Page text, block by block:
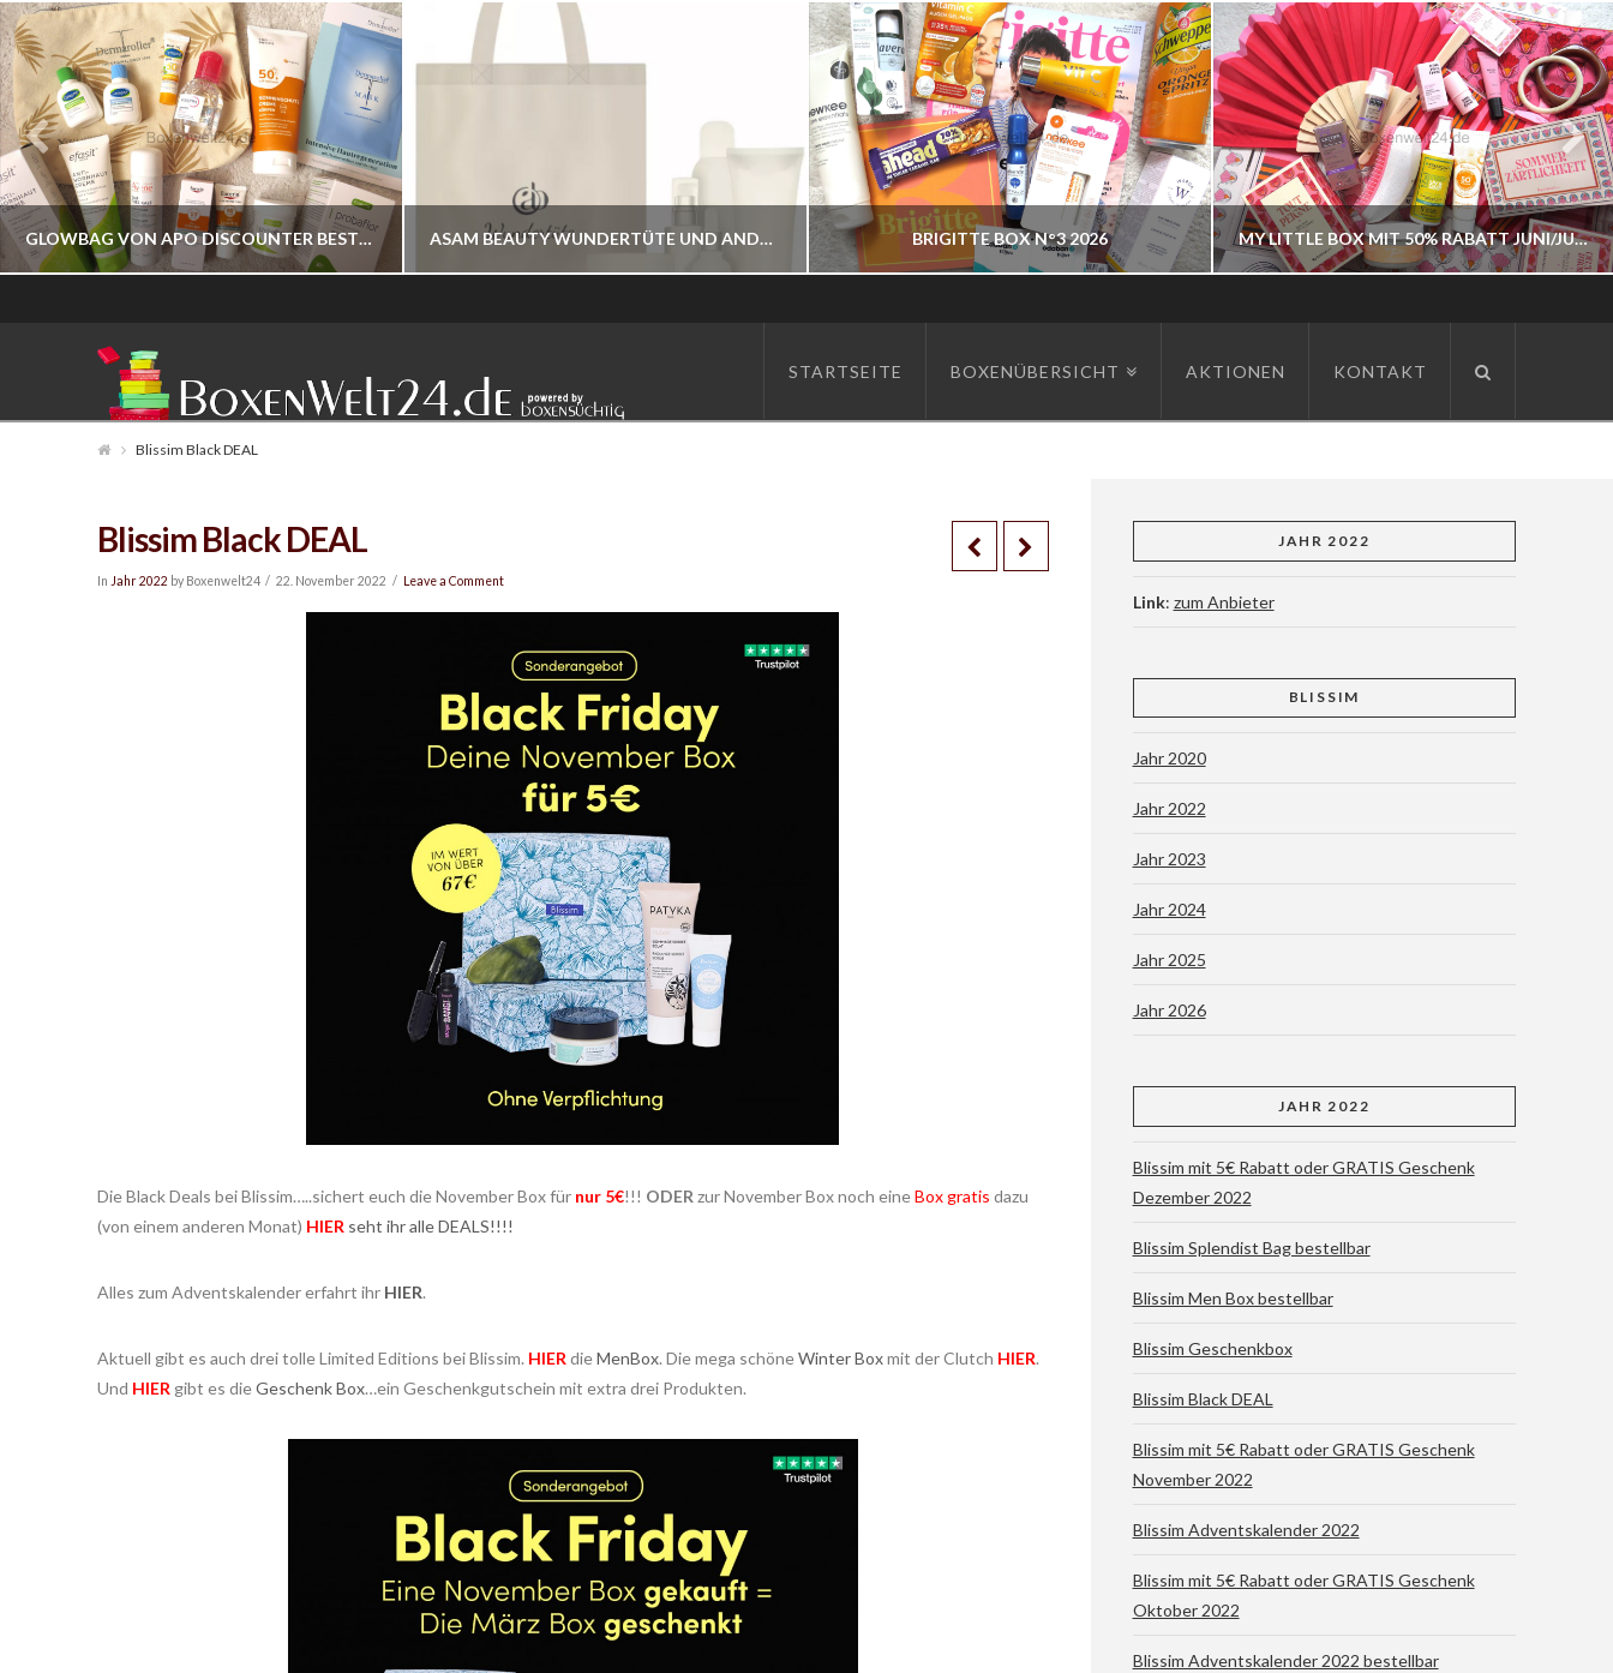
GLOWBAG VON APO DISCOUNTER BESTELLBAR
BOXENWELT24
JAHR 2026
JULI 17, 2026
ASAM BEAUTY WUNDERTÜTE UND ANDERE BESTELLBAR
JAHR 2026
BRIGITTE BOX N°3 2026
BOXENWELT24
MY LITTLE BOX MIT 50% RABATT JUNI/JULI 2026
BOXENWELT24
STARTSEITE BOXENÜBERSICHT AKTIONEN KONTAKT
Blissim Black DEAL
Blissim Black DEAL
In Jahr 2022 by Boxenwelt24 22. November 2022 Leave a Comment
Die Black Deals bei Blissim…..sichert euch die November Box fürnur 5€!!! ODER zur November Box noch eineBox gratis dazu
(von einem anderen Monat) HIER seht ihr alle DEALS!!!!
Alles zum Adventskalender erfahrt ihr HIER.
Aktuell gibt es auch drei tolle Limited Editions bei Blissim. HIER dieMenBox. Die mega schöneWinter Boxmit der Clutch HIER.
Und HIER gibt es dieGeschenk Box…ein Geschenkgutschein mit extra drei Produkten.
JAHR 2022
Link: zum Anbieter
BLISSIM
Jahr 2020
Jahr 2022
Jahr 2023
Jahr 2024
Jahr 2025
Jahr 2026
JAHR 2022
Blissim mit 5€ Rabatt oder GRATIS Geschenk
Dezember 2022
Blissim Splendist Bag bestellbar
Blissim Men Box bestellbar
Blissim Geschenkbox
Blissim Black DEAL
Blissim mit 5€ Rabatt oder GRATIS Geschenk
November 2022
Blissim Adventskalender 2022
Blissim mit 5€ Rabatt oder GRATIS Geschenk
Oktober 2022
Blissim Adventskalender 2022 bestellbar